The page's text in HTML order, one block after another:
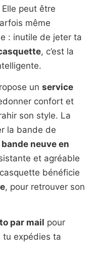
peut être
même
: inutile de jeter ta
, c’est la
un service
confort et
son style. La
la bande de
bande neuve en
et agréable
bénéficie
, pour retrouver son
par mail pour
tu expédies ta